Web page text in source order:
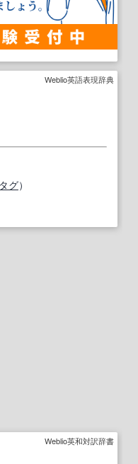
Weblio英語表現辞典
グ）
Weblio英和対訳辞書